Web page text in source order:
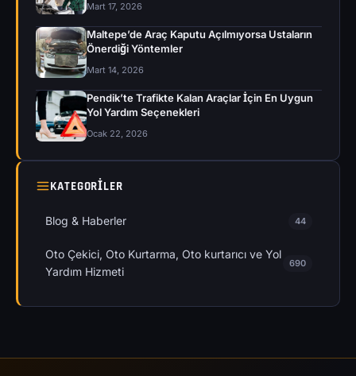
Mart 17, 2026
Maltepe’de Araç Kaputu Açılmıyorsa Ustaların
Önerdiği Yöntemler
Mart 14, 2026
Pendik’te Trafikte Kalan Araçlar İçin En Uygun
Yol Yardım Seçenekleri
Ocak 22, 2026
KATEGORILER
Blog & Haberler 44
Oto Çekici, Oto Kurtarma, Oto kurtarıcı ve Yol
Yardım Hizmeti
690